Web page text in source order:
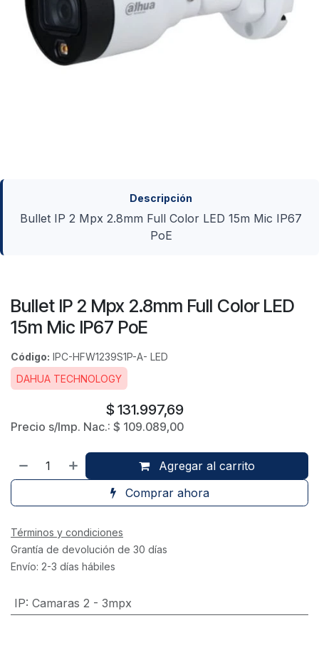
Descripción
Bullet IP 2 Mpx 2.8mm Full Color LED 15m Mic IP67
PoE
Bullet IP 2 Mpx 2.8mm Full Color LED
15m Mic IP67 PoE
Código: IPC-HFW1239S1P-A- LED
DAHUA TECHNOLOGY
$ 131.997,69
Precio s/Imp. Nac.: $ 109.089,00
Agregar al carrito
Comprar ahora
Términos y condiciones
Grantía de devolución de 30 días
Envío: 2-3 días hábiles
IP: Camaras 2 - 3mpx